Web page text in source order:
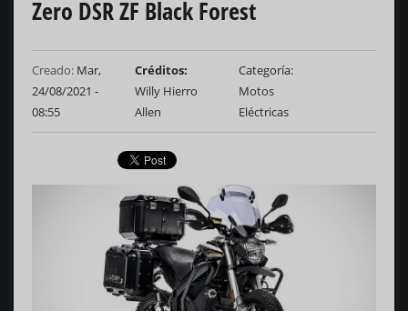
Zero DSR ZF Black Forest
Creado: Mar,
24/08/2021 -
08:55
Créditos
Willy Hierro
Allen
Categoría
Motos
Eléctricas